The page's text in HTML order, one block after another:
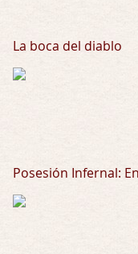
La boca del diablo
Posesión Infernal: